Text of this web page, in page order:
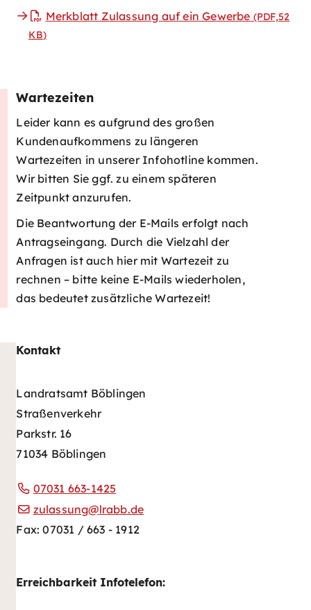
Merkblatt Zulassung auf ein Gewerbe (PDF,52
KB)
Wartezeiten
Leider kann es aufgrund des großen
Kundenaufkommens zu längeren
Wartezeiten in unserer Infohotline kommen.
Wir bitten Sie ggf. zu einem späteren
Zeitpunkt anzurufen.
Die Beantwortung der E-Mails erfolgt nach
Antragseingang. Durch die Vielzahl der
Anfragen ist auch hier mit Wartezeit zu
rechnen – bitte keine E-Mails wiederholen,
das bedeutet zusätzliche Wartezeit!
Kontakt
Landratsamt Böblingen
Straßenverkehr
Parkstr. 16
71034 Böblingen
07031 663-1425
zulassung@lrabb.de
Fax: 07031 / 663 - 1912
Erreichbarkeit Infotelefon: